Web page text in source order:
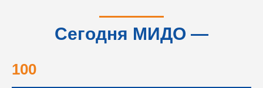
Сегодня МИДО —
100